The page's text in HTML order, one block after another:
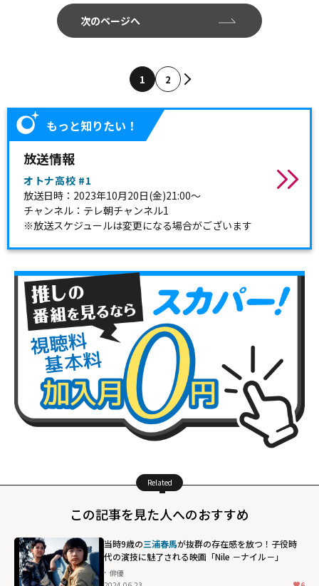
次のページへ
1 2
もっと知りたい！
放送情報
オトナ高校 #1
放送日時：2023年10月20日(金)21:00～
チャンネル：テレ朝チャンネル1
※放送スケジュールは変更になる場合がございます
Related
この記事を見た人へのおすすめ
当時9歳の三浦春馬が抜群の存在感を放つ！子役時
代の演技に魅了される映画「Nile －ナイル－」
俳優